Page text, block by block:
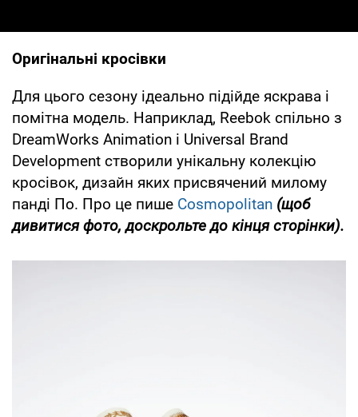
Оригінальні кросівки
Для цього сезону ідеально підійде яскрава і
помітна модель. Наприклад, Reebok спільно з
DreamWorks Animation і Universal Brand
Development створили унікальну колекцію
кросівок, дизайн яких присвячений милому
панді По. Про це пише Cosmopolitan (щоб
дивитися фото, доскрольте до кінця сторінки).